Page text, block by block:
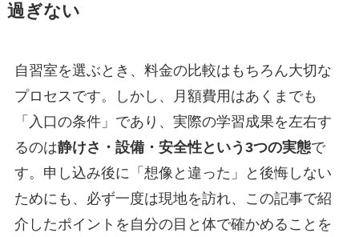
過ぎない
自習室を選ぶとき、料金の比較はもちろん大切な
プロセスです。しかし、月額費用はあくまでも
「入口の条件」であり、実際の学習成果を左右す
るのは静けさ・設備・安全性という3つの実態で
す。申し込み後に「想像と違った」と後悔しない
ためにも、必ず一度は現地を訪れ、この記事で紹
介したポイントを自分の目と体で確かめることを